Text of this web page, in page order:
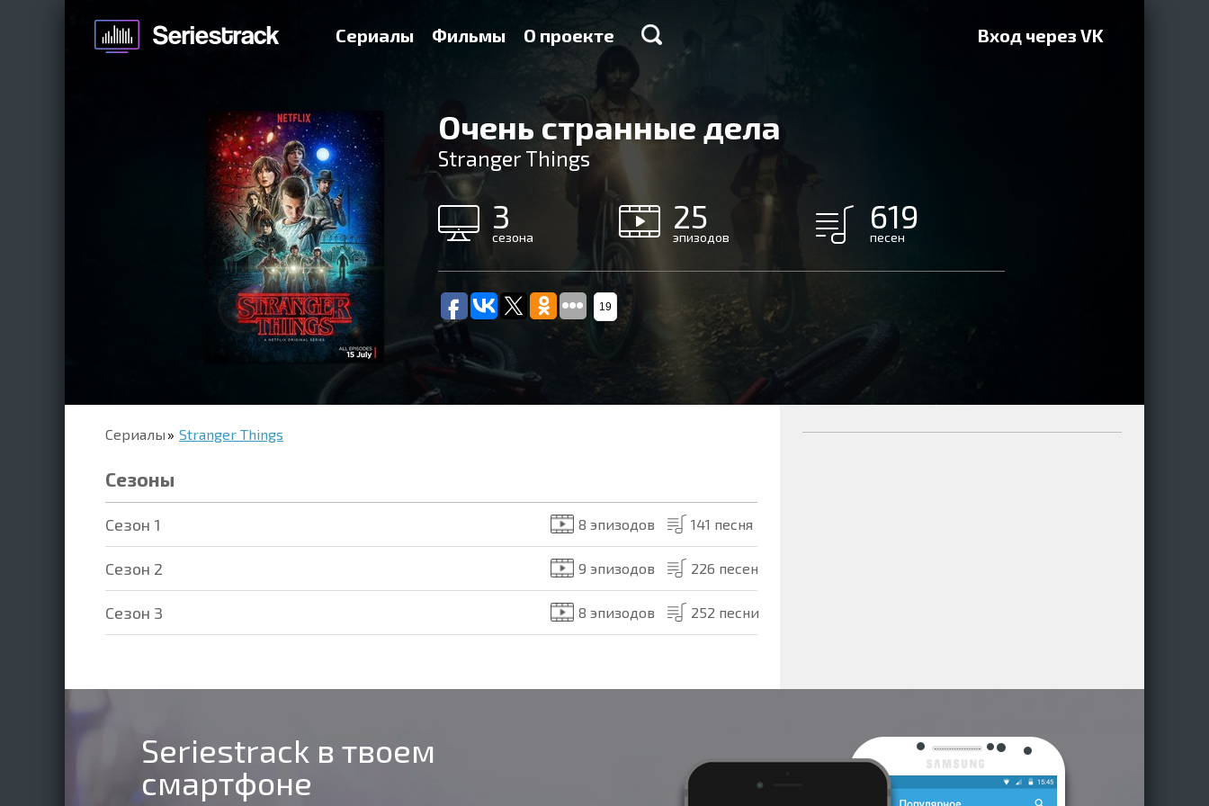
Сериалы Фильмы О проекте Вход через VK
Очень странные дела
Stranger Things
3
сезона
25
эпизодов
619
песен
19
Сериалы Stranger Things
Сезоны
Cезон 1 8 эпизодов 141 песня
Cезон 2 9 эпизодов 226 песен
Cезон 3 8 эпизодов 252 песни
Seriestrack в твоем
смартфоне